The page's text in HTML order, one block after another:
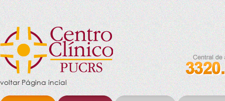
voltar Página incial